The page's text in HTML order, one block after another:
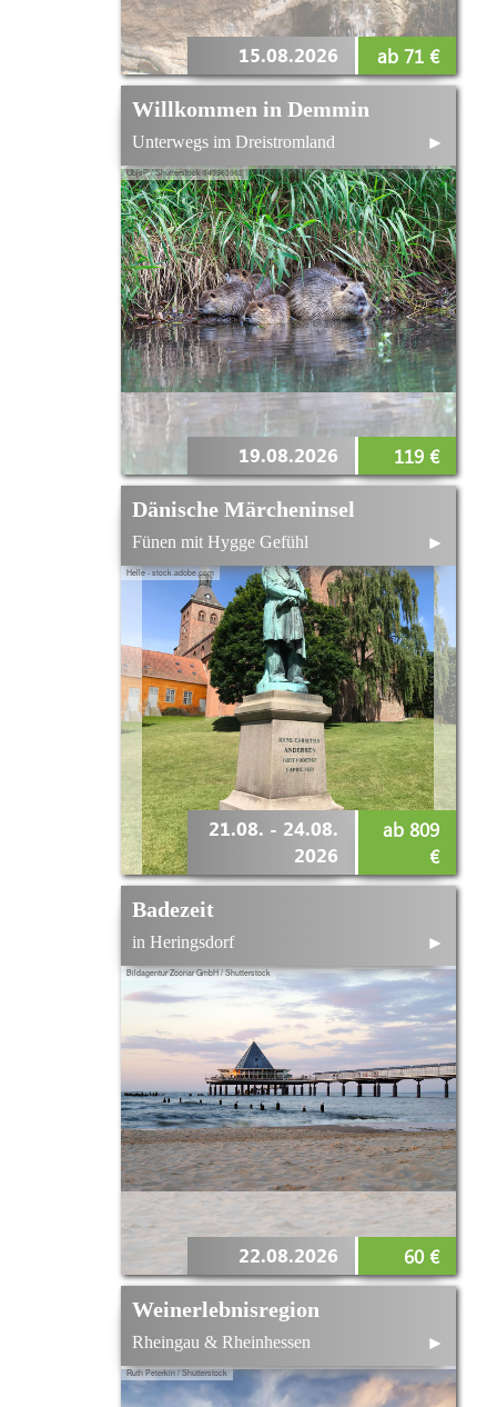
15.08.2026 ab 71 €
UbjsP / Shutterstock 145963982
Willkommen in Demmin
Unterwegs im Dreistromland ►
19.08.2026 119 €
Helle - stock.adobe.com
Dänische Märcheninsel
Fünen mit Hygge Gefühl ►
21.08. - 24.08.
2026
ab 809
€
Bildagentur Zoonar GmbH / Shutterstock
Badezeit
in Heringsdorf ►
22.08.2026 60 €
Ruth Peterkin / Shutterstock
Weinerlebnisregion
Rheingau & Rheinhessen ►